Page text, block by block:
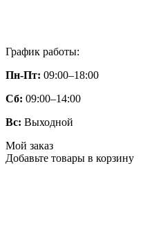
График работы:
Пн-Пт: 09:00–18:00
Сб: 09:00–14:00
Вс: Выходной
Мой заказ
Добавьте товары в корзину